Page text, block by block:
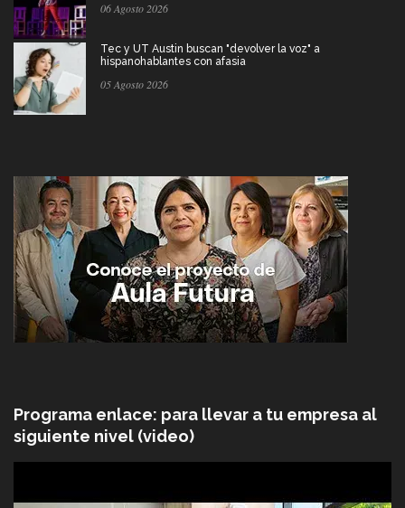
06 Agosto 2026
Tec y UT Austin buscan "devolver la voz" a
hispanohablantes con afasia
05 Agosto 2026
Programa enlace: para llevar a tu empresa al
siguiente nivel (video)